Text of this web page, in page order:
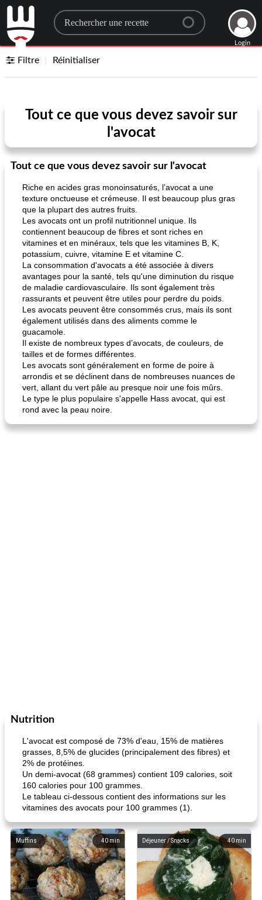
Search for a recipe
Login
Filtre Réinitialiser
Tout ce que vous devez savoir sur
l'avocat
Tout ce que vous devez savoir sur l'avocat
Riche en acides gras monoinsaturés, l’avocat a une
texture onctueuse et crémeuse. Il est beaucoup plus gras
que la plupart des autres fruits.
Les avocats ont un profil nutritionnel unique. Ils
contiennent beaucoup de fibres et sont riches en
vitamines et en minéraux, tels que les vitamines B, K,
potassium, cuivre, vitamine E et vitamine C.
La consommation d'avocats a été associée à divers
avantages pour la santé, tels qu'une diminution du risque
de maladie cardiovasculaire. Ils sont également très
rassurants et peuvent être utiles pour perdre du poids.
Les avocats peuvent être consommés crus, mais ils sont
également utilisés dans des aliments comme le
guacamole.
Il existe de nombreux types d’avocats, de couleurs, de
tailles et de formes différentes.
Les avocats sont généralement en forme de poire à
arrondis et se déclinent dans de nombreuses nuances de
vert, allant du vert pâle au presque noir une fois mûrs.
Le type le plus populaire s'appelle Hass avocat, qui est
rond avec la peau noire.
Nutrition
L'avocat est composé de 73% d'eau, 15% de matières
grasses, 8,5% de glucides (principalement des fibres) et
2% de protéines.
Un demi-avocat (68 grammes) contient 109 calories, soit
160 calories pour 100 grammes.
Le tableau ci-dessous contient des informations sur les
vitamines des avocats pour 100 grammes (1).
40 min
Muffins 40 min
Déjeuner / Snacks